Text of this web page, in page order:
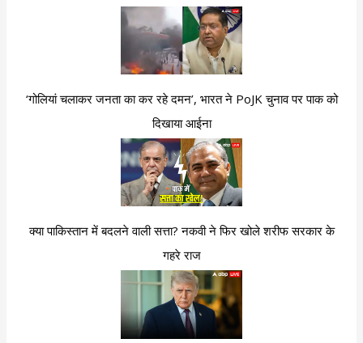
‘गोलियां चलाकर जनता का कर रहे दमन’, भारत ने PoJK चुनाव पर पाक को
दिखाया आईना
क्या पाकिस्तान में बदलने वाली सत्ता? नकवी ने फिर खोले शरीफ सरकार के
गहरे राज